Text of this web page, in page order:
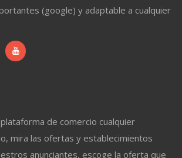
(google) y adaptable a cualquier
de comercio cualquier
mira las ofertas y establecimientos
anunciantes, escoge la oferta que